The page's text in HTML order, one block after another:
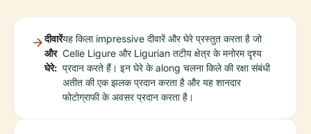
दीवारें
और
घेरे:
यह किला impressive दीवारें और घेरे प्रस्तुत करता है जो
Celle Ligure और Ligurian तटीय क्षेत्र के मनोरम दृश्य
प्रदान करते हैं। इन घेरे के along चलना किले की रक्षा संबंधी
अतीत की एक झलक प्रदान करता है और यह शानदार
फोटोग्राफी के अवसर प्रदान करता है।